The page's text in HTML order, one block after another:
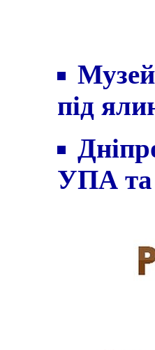
під
УПА та